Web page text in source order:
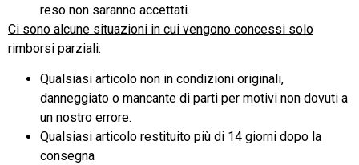
reso non saranno accettati.
Ci sono alcune situazioni in cui vengono concessi solo
rimborsi parziali:
Qualsiasi articolo non in condizioni originali,
danneggiato o mancante di parti per motivi non dovuti a
un nostro errore.
Qualsiasi articolo restituito più di 14 giorni dopo la
consegna